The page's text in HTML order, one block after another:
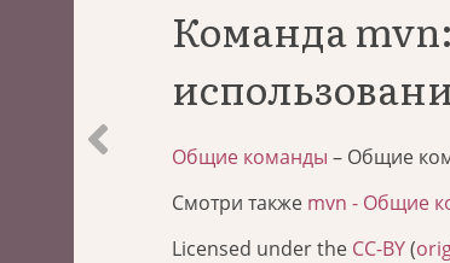
Команда
Общие команды – Общие
Смотри также mvn - Общие
Licensed under the CC-BY(